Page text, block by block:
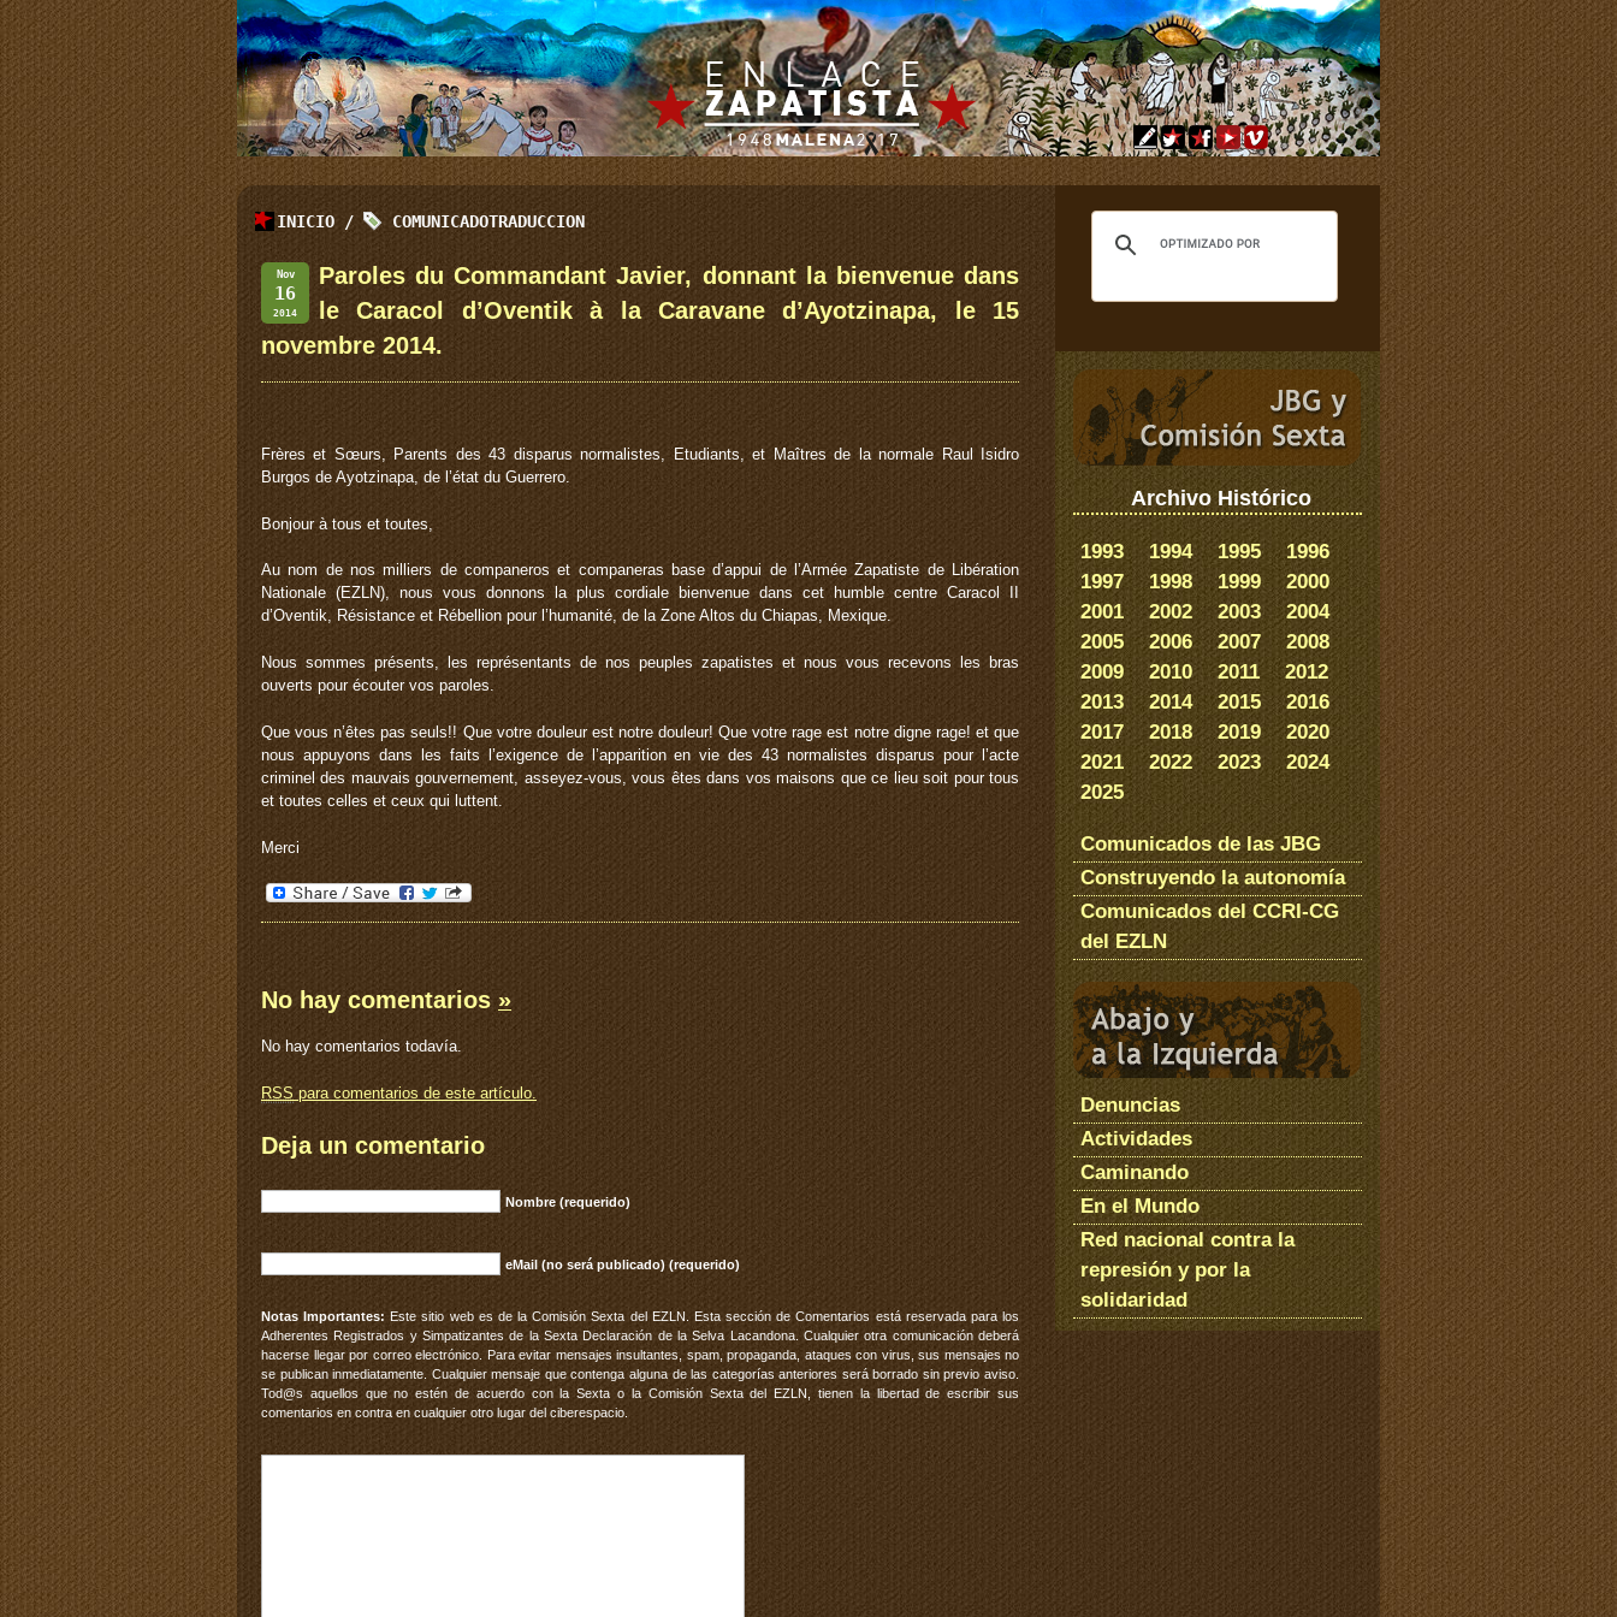
INICIO / COMUNICADOTRADUCCION
Nov
16
2014
Paroles du Commandant Javier, donnant la bienvenue dans
le Caracol d’Oventik à la Caravane d’Ayotzinapa, le 15
novembre 2014.
Frères et Sœurs, Parents des 43 disparus normalistes, Etudiants, et Maîtres de la normale Raul Isidro
Burgos de Ayotzinapa, de l’état du Guerrero.
Bonjour à tous et toutes,
Au nom de nos milliers de companeros et companeras base d’appui de l’Armée Zapatiste de Libération
Nationale (EZLN), nous vous donnons la plus cordiale bienvenue dans cet humble centre Caracol II
d’Oventik, Résistance et Rébellion pour l’humanité, de la Zone Altos du Chiapas, Mexique.
Nous sommes présents, les représentants de nos peuples zapatistes et nous vous recevons les bras
ouverts pour écouter vos paroles.
Que vous n’êtes pas seuls!! Que votre douleur est notre douleur! Que votre rage est notre digne rage! et que
nous appuyons dans les faits l’exigence de l’apparition en vie des 43 normalistes disparus pour l’acte
criminel des mauvais gouvernement, asseyez-vous, vous êtes dans vos maisons que ce lieu soit pour tous
et toutes celles et ceux qui luttent.
Merci
No hay comentarios »
No hay comentarios todavía.
RSS para comentarios de este artículo.
Deja un comentario
Nombre (requerido)
eMail (no será publicado) (requerido)
Notas Importantes: Este sitio web es de la Comisión Sexta del EZLN. Esta sección de Comentarios está reservada para los
Adherentes Registrados y Simpatizantes de la Sexta Declaración de la Selva Lacandona. Cualquier otra comunicación deberá
hacerse llegar por correo electrónico. Para evitar mensajes insultantes, spam, propaganda, ataques con virus, sus mensajes no
se publican inmediatamente. Cualquier mensaje que contenga alguna de las categorías anteriores será borrado sin previo aviso.
Tod@s aquellos que no estén de acuerdo con la Sexta o la Comisión Sexta del EZLN, tienen la libertad de escribir sus
comentarios en contra en cualquier otro lugar del ciberespacio.
Archivo Histórico
1993 1994 1995
1996
1997
1998 1999
2000
2001
2002 2003
2004
2005
2006 2007
2008
2009
2010 2011
2012
2013
2014 2015
2016
2017
2018 2019
2020
2021
2022 2023
2024
2025
Comunicados de las JBG
Construyendo la autonomía
Comunicados del CCRI-CG
del EZLN
Denuncias
Actividades
Caminando
En el Mundo
Red nacional contra la
represión y por la
solidaridad